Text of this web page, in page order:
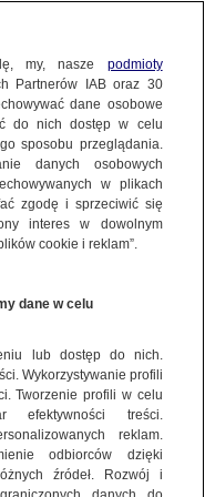
walczą o przywrócenie
usług
my, nasze podmioty
Partnerów IAB oraz 30
dane osobowe
do nich dostęp w celu
sposobu przeglądania.
danych osobowych
w plikach
zgodę i sprzeciwić się
interes w dowolnym
cookie i reklam”.
dane w celu
lub dostęp do nich.
Wykorzystywanie profili
Tworzenie profili w celu
efektywności treści.
reklam.
odbiorców dzięki
źródeł. Rozwój i